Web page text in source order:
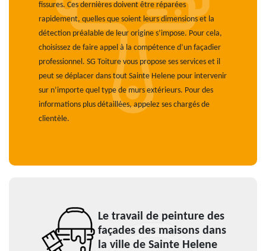
fissures. Ces dernières doivent être réparées
rapidement, quelles que soient leurs dimensions et la
détection préalable de leur origine s’impose. Pour cela,
choisissez de faire appel à la compétence d’un façadier
professionnel. SG Toiture vous propose ses services et il
peut se déplacer dans tout Sainte Helene pour intervenir
sur n’importe quel type de murs extérieurs. Pour des
informations plus détaillées, appelez ses chargés de
clientèle.
Le travail de peinture des
façades des maisons dans
la ville de Sainte Helene